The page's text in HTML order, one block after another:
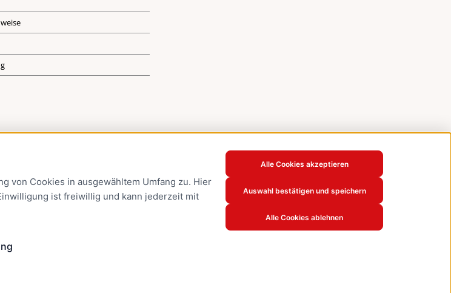
von Cookies in ausgewähltem Umfang zu. Hier
ist freiwillig und kann jederzeit mit
Alle Cookies akzeptieren
Auswahl bestätigen und speichern
Alle Cookies ablehnen